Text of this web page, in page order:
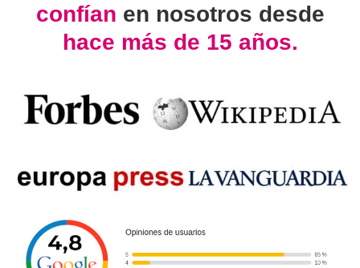
confían en nosotros desde
hace más de 15 años.